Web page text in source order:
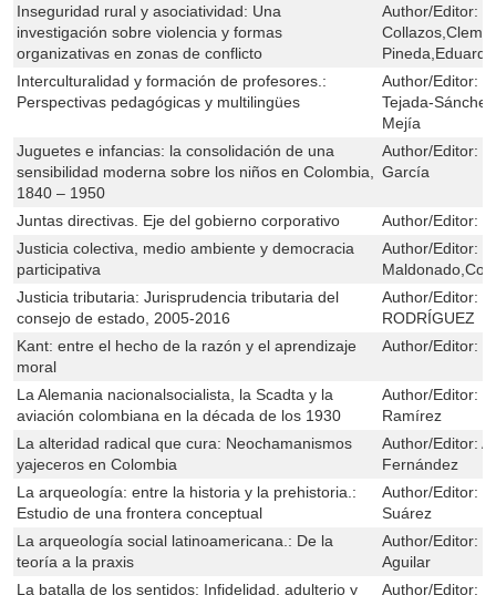
Inseguridad rural y asociatividad: Una
investigación sobre violencia y formas
organizativas en zonas de conflicto
Author/Editor:
Interculturalidad y formación de profesores.:
Perspectivas pedagógicas y multilingües
Author/Editor:
Tejada-
Mejía
Juguetes e infancias: la consolidación de una
sensibilidad moderna sobre los niños en Colombia,
1840 – 1950
Author/Editor:
García
Juntas directivas. Eje del gobierno corporativo Author/Editor:
Justicia colectiva, medio ambiente y democracia
participativa
Author/Editor:
Justicia tributaria: Jurisprudencia tributaria del
consejo de estado, 2005-2016
Author/Editor:
RODRÍGUEZ
Kant: entre el hecho de la razón y el aprendizaje
moral
Author/Editor:
La Alemania nacionalsocialista, la Scadta y la
aviación colombiana en la década de los 1930
Author/Editor:
Ramírez
La alteridad radical que cura: Neochamanismos
yajeceros en Colombia
Author/Editor:
Fernández
La arqueología: entre la historia y la prehistoria.:
Estudio de una frontera conceptual
Author/Editor:
Suárez
La arqueología social latinoamericana.: De la
teoría a la praxis
Author/Editor:
Aguilar
La batalla de los sentidos: Infidelidad, adulterio y
Author/Editor: